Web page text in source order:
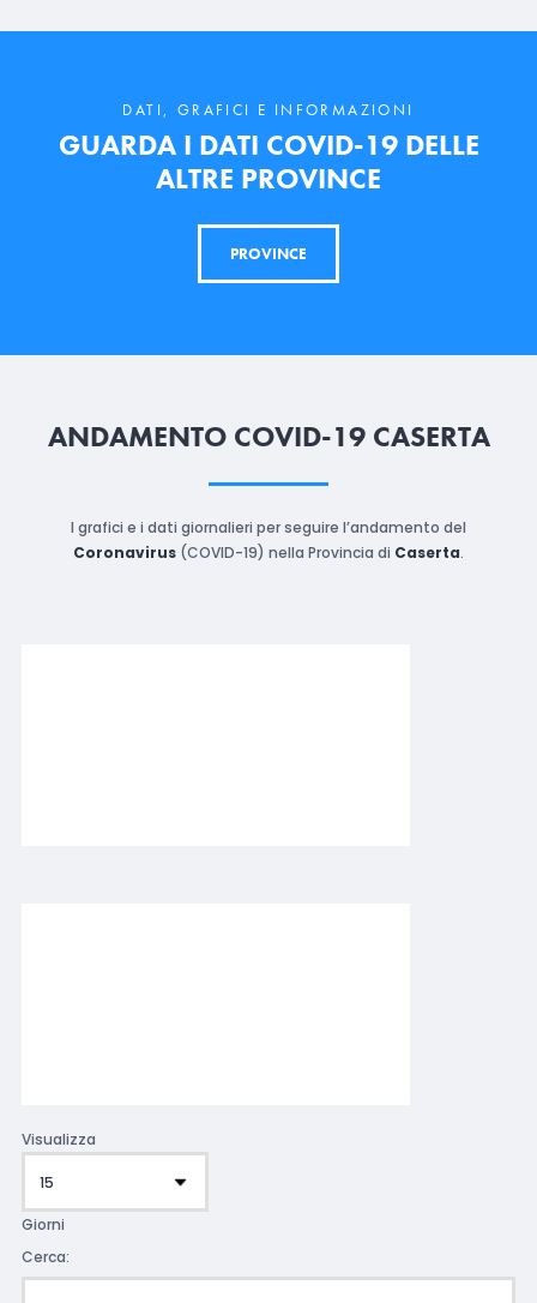
DATI, GRAFICI E INFORMAZIONI
GUARDA I DATI COVID-19 DELLE
ALTRE PROVINCE
PROVINCE
ANDAMENTO COVID-19 CASERTA
I grafici e i dati giornalieri per seguire l’andamento del
Coronavirus (COVID-19) nella Provincia di Caserta.
Visualizza
Giorni
Cerca: